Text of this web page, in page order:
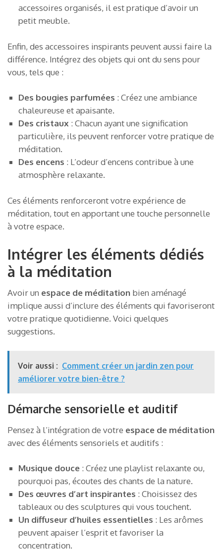
accessoires organisés, il est pratique d’avoir un
petit meuble.
Enfin, des accessoires inspirants peuvent aussi faire la
différence. Intégrez des objets qui ont du sens pour
vous, tels que :
Des bougies parfumées : Créez une ambiance
chaleureuse et apaisante.
Des cristaux : Chacun ayant une signification
particulière, ils peuvent renforcer votre pratique de
méditation.
Des encens : L’odeur d’encens contribue à une
atmosphère relaxante.
Ces éléments renforceront votre expérience de
méditation, tout en apportant une touche personnelle
à votre espace.
Intégrer les éléments dédiés
à la méditation
Avoir un espace de méditation bien aménagé
implique aussi d’inclure des éléments qui favoriseront
votre pratique quotidienne. Voici quelques
suggestions.
Voir aussi : Comment créer un jardin zen pour
améliorer votre bien-être ?
Démarche sensorielle et auditif
Pensez à l’intégration de votre espace de méditation
avec des éléments sensoriels et auditifs :
Musique douce : Créez une playlist relaxante ou,
pourquoi pas, écoutes des chants de la nature.
Des œuvres d’art inspirantes : Choisissez des
tableaux ou des sculptures qui vous touchent.
Un diffuseur d’huiles essentielles : Les arômes
peuvent apaiser l’esprit et favoriser la
concentration.